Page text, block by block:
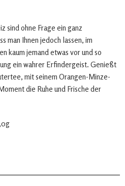
sind ohne Frage ein ganz
man Ihnen jedoch lassen, im
kaum jemand etwas vor und so
ein wahrer Erfindergeist. Genießt
mit seinem Orangen-Minze-
die Ruhe und Frische der